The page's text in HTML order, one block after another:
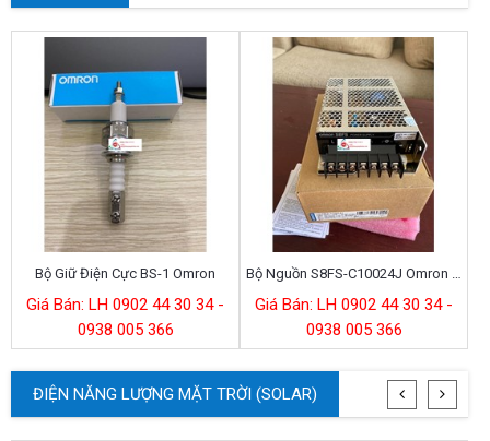
Bộ Giữ Điện Cực BS-1 Omron
Giá Bán: LH 0902 44 30 34 -
0938 005 366
Giá Bán: LH 0902 44 30 34 -
0938 005 366
ĐIỆN NĂNG LƯỢNG MẶT TRỜI (SOLAR)